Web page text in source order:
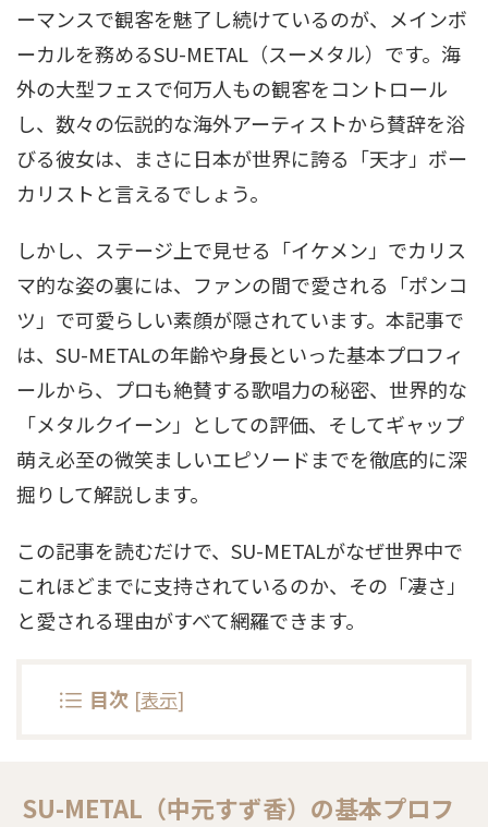
ーマンスで観客を魅了し続けているのが、メインボ
ーカルを務めるSU-METAL（スーメタル）です。海
外の大型フェスで何万人もの観客をコントロール
し、数々の伝説的な海外アーティストから賛辞を浴
びる彼女は、まさに日本が世界に誇る「天才」ボー
カリストと言えるでしょう。
しかし、ステージ上で見せる「イケメン」でカリス
マ的な姿の裏には、ファンの間で愛される「ポンコ
ツ」で可愛らしい素顔が隠されています。本記事で
は、SU-METALの年齢や身長といった基本プロフィ
ールから、プロも絶賛する歌唱力の秘密、世界的な
「メタルクイーン」としての評価、そしてギャップ
萌え必至の微笑ましいエピソードまでを徹底的に深
掘りして解説します。
この記事を読むだけで、SU-METALがなぜ世界中で
これほどまでに支持されているのか、その「凄さ」
と愛される理由がすべて網羅できます。
目次 [表示]
SU-METAL（中元すず香）の基本プロフ